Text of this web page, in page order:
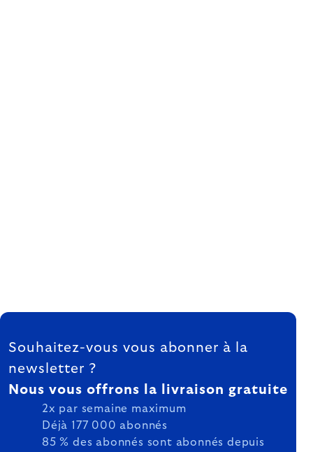
FOOTER
Souhaitez-vous vous abonner à la
newsletter ?
Nous vous offrons la livraison gratuite
2x par semaine maximum
Déjà 177 000 abonnés
85 % des abonnés sont abonnés depuis